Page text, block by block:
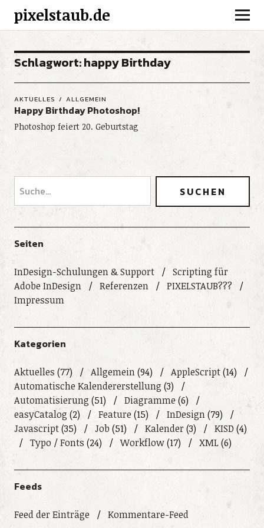
pixelstaub.de
Schlagwort:happy Birthday
AKTUELLES ALLGEMEIN
Happy Birthday Photoshop!
Photoshop feiert 20. Geburtstag
Seiten
InDesign-Schulungen & Support
Scripting für
Adobe InDesign
Referenzen
PIXELSTAUB???
Impressum
Kategorien
Aktuelles (77) Allgemein(94) AppleScript(14)
Automatische Kalendererstellung (3)
Automatisierung (51) Diagramme(6)
easyCatalog (2) Feature (15) InDesign(79)
Javascript(35) Job (51) Kalender(3) KISD (4)
Typo / Fonts (24) Workflow(17) XML(6)
Feeds
Feed der Einträge Kommentare-Feed